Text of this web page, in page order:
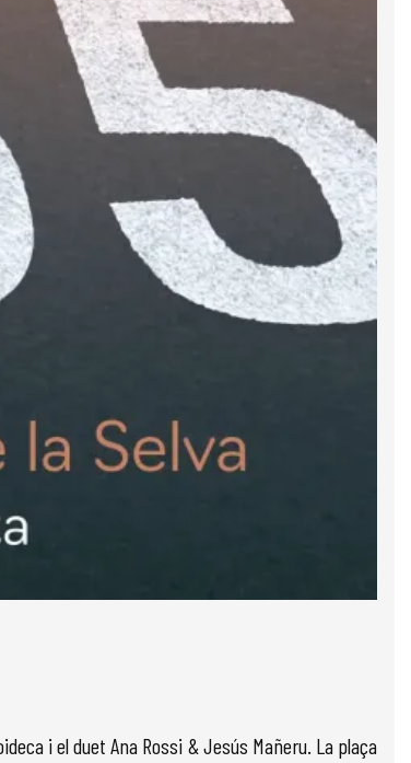
i el duet Ana Rossi & Jesús Mañeru. La plaça